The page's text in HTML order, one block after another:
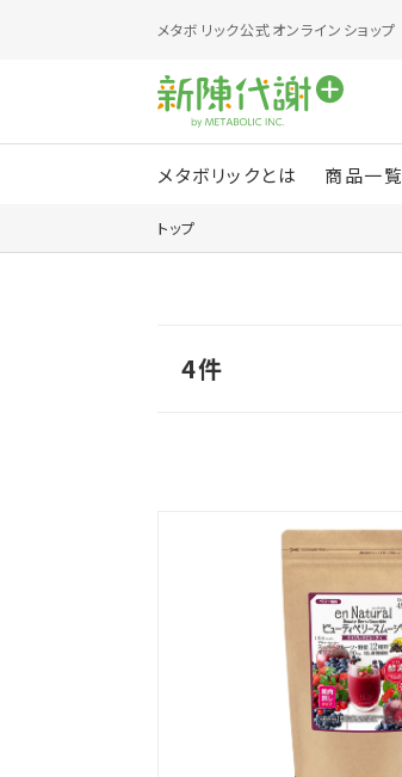
メタボリック公式オンラインショップ
メタボリックとは 商品一覧
トップ
4件